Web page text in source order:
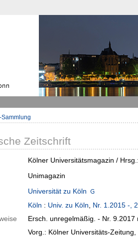
Sammlung
Zeitschrift
Kölner Universitätsmagazin /
Unimagazin
Universität zu Köln
Köln : Univ. zu Köln, Nr. 1.2015 -,
Ersch. unregelmäßig. - Nr. 9.2017
Vorg.: Kölner Universitäts-